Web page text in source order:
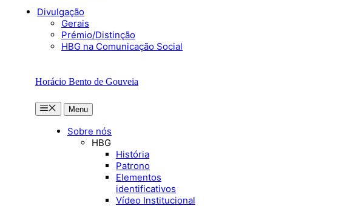
Divulgação
Gerais
Prémio/Distinção
HBG na Comunicação Social
Horácio Bento de Gouveia
MenuMenu
Sobre nós
HBG
História
Patrono
Elementos
identificativos
Vídeo Institucional